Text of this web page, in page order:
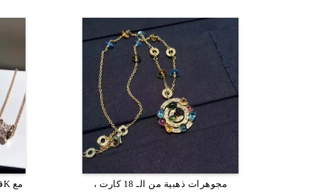
مجوهرات ذهبية من الـ 18 كارت ،
مجوهرات فاخرة دبي مصنوعة يدويا